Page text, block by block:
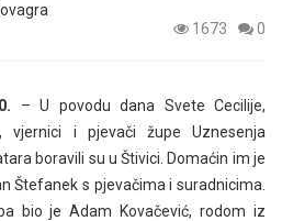
1673
0
– U povodu dana Svete Cecilije,
vjernici i pjevači župe Uznesenja
boravili su u Štivici. Domaćin im je
Štefanek s pjevačima i suradnicima.
bio je Adam Kovačević, rodom iz